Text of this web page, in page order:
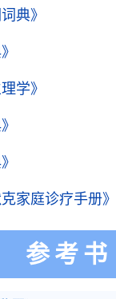
典》
理学》
克家庭诊疗手册》
参考书